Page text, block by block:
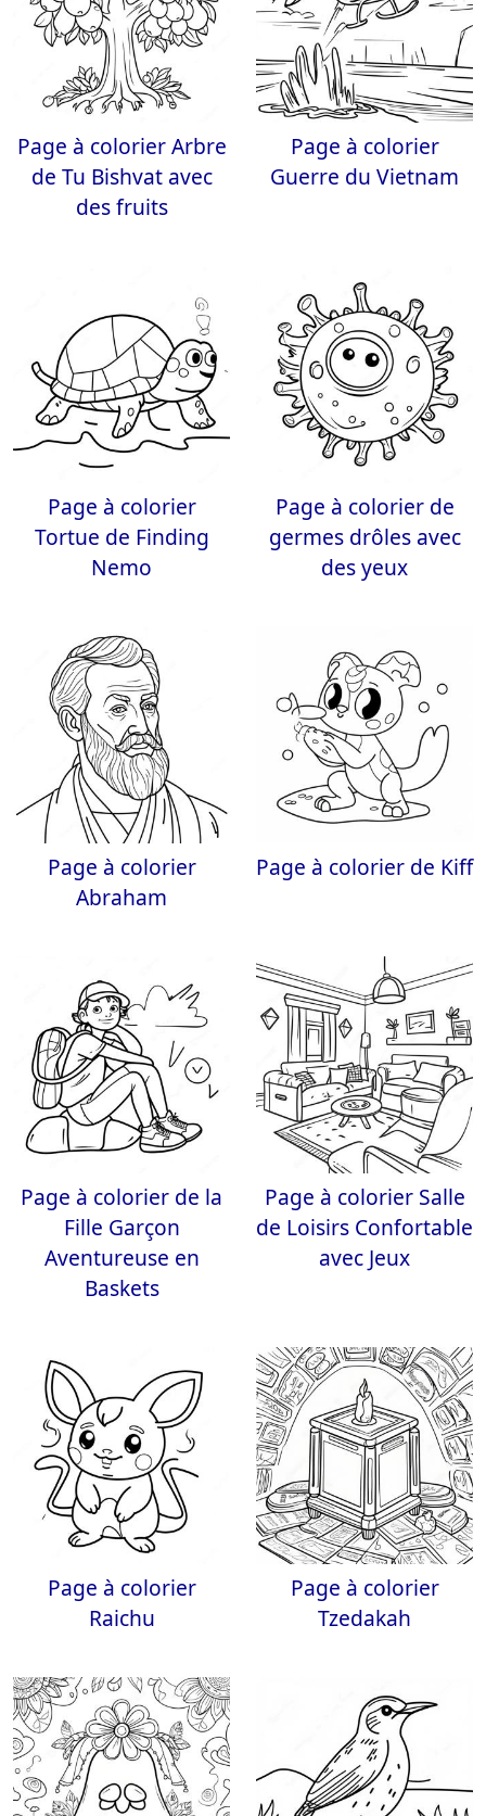
Page à colorier Arbre
de Tu Bishvat avec
des fruits
Page à colorier
Guerre du Vietnam
Page à colorier
Tortue de Finding
Nemo
Page à colorier de
germes drôles avec
des yeux
Page à colorier
Abraham
Page à colorier de Kiff
Page à colorier de la
Fille Garçon
Aventureuse en
Baskets
Page à colorier Salle
de Loisirs Confortable
avec Jeux
Page à colorier
Raichu
Page à colorier
Tzedakah